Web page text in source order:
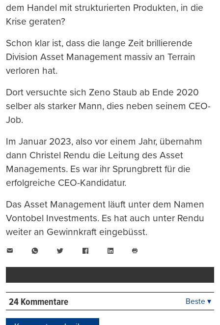
dem Handel mit strukturierten Produkten, in die
Krise geraten?
Schon klar ist, dass die lange Zeit brillierende
Division Asset Management massiv an Terrain
verloren hat.
Dort versuchte sich Zeno Staub ab Ende 2020
selber als starker Mann, dies neben seinem CEO-
Job.
Im Januar 2023, also vor einem Jahr, übernahm
dann Christel Rendu die Leitung des Asset
Managements. Es war ihr Sprungbrett für die
erfolgreiche CEO-Kandidatur.
Das Asset Management läuft unter dem Namen
Vontobel Investments. Es hat auch unter Rendu
weiter an Gewinnkraft eingebüsst.
WhatsAppTwitter FacebookLinkedIn
drucken
24 Kommentare Beste ▾